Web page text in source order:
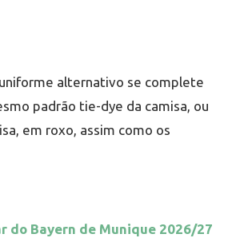
alternativo se complete
padrão tie-dye da camisa, ou
em roxo, assim como os
do Bayern de Munique 2026/27